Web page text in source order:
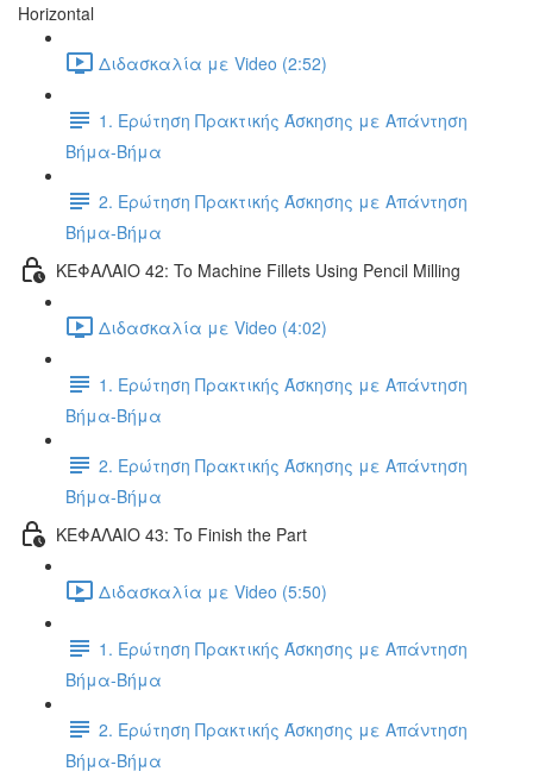
Horizontal
Διδασκαλία με Video (2:52)
1. Ερώτηση Πρακτικής Άσκησης με Απάντηση
Βήμα-Βήμα
2. Ερώτηση Πρακτικής Άσκησης με Απάντηση
Βήμα-Βήμα
ΚΕΦΑΛΑΙΟ 42: To Machine Fillets Using Pencil Milling
Διδασκαλία με Video (4:02)
1. Ερώτηση Πρακτικής Άσκησης με Απάντηση
Βήμα-Βήμα
2. Ερώτηση Πρακτικής Άσκησης με Απάντηση
Βήμα-Βήμα
ΚΕΦΑΛΑΙΟ 43: To Finish the Part
Διδασκαλία με Video (5:50)
1. Ερώτηση Πρακτικής Άσκησης με Απάντηση
Βήμα-Βήμα
2. Ερώτηση Πρακτικής Άσκησης με Απάντηση
Βήμα-Βήμα